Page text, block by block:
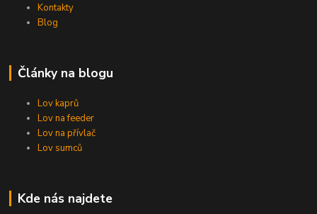
Kontakty
Blog
Články na blogu
Lov kaprů
Lov na feeder
Lov na přívlač
Lov sumců
Kde nás najdete